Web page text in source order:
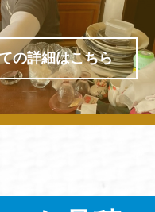
の詳細はこちら